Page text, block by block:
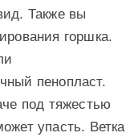
Также вы
горшка.
пенопласт.
под тяжестью
упасть. Ветка